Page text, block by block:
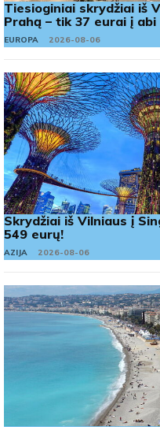
Tiesioginiai skrydžiai iš
Prahą – tik 37 eurai į abi
EUROPA 2026-08-06
Skrydžiai iš Vilniaus į
549 eurų!
AZIJA 2026-08-06